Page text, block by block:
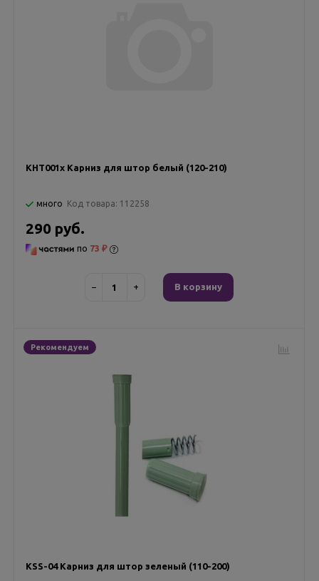
KHТ001х Карниз для штор белый (120-210)
много Код товара: 112258
290 руб.
по 73 ₽
− + В корзину
Рекомендуем
KSS-04 Карниз для штор зеленый (110-200)